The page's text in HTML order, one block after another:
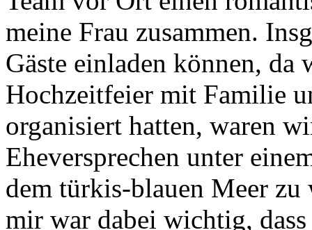
meine Frau zusammen.
Gäste einladen können, da
Hochzeitfeier mit Familie
organisiert hatten, waren
Eheversprechen unter
dem türkis-blauen Meer
mir war dabei wichtig,